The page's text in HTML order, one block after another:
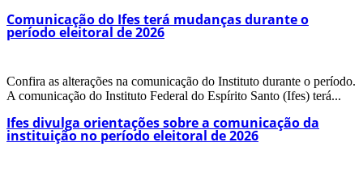
Comunicação do Ifes terá mudanças durante o
período eleitoral de 2026
Confira as alterações na comunicação do Instituto durante o período.
A comunicação do Instituto Federal do Espírito Santo (Ifes) terá...
Ifes divulga orientações sobre a comunicação da
instituição no período eleitoral de 2026